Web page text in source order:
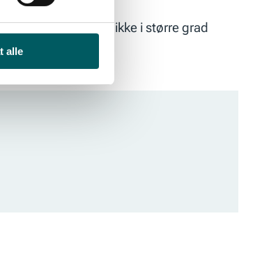
alle
ikke i større grad